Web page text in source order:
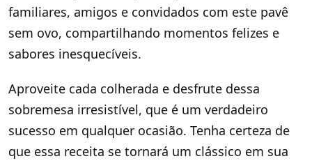
familiares, amigos e convidados com este pavê
sem ovo, compartilhando momentos felizes e
sabores inesquecíveis.
Aproveite cada colherada e desfrute dessa
sobremesa irresistível, que é um verdadeiro
sucesso em qualquer ocasião. Tenha certeza de
que essa receita se tornará um clássico em sua